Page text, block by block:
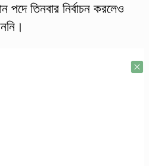
পদে তিনবার নির্বাচন করলেও